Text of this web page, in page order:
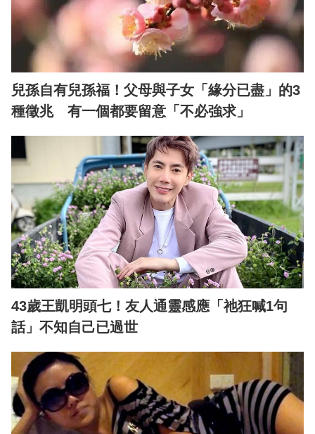
兒孫自有兒孫福！父母與子女「緣分已盡」的3
種徵兆 有一個都要留意「不必強求」
43歲王凱明頭七！友人通靈感應「祂狂喊1句
話」不知自己已過世